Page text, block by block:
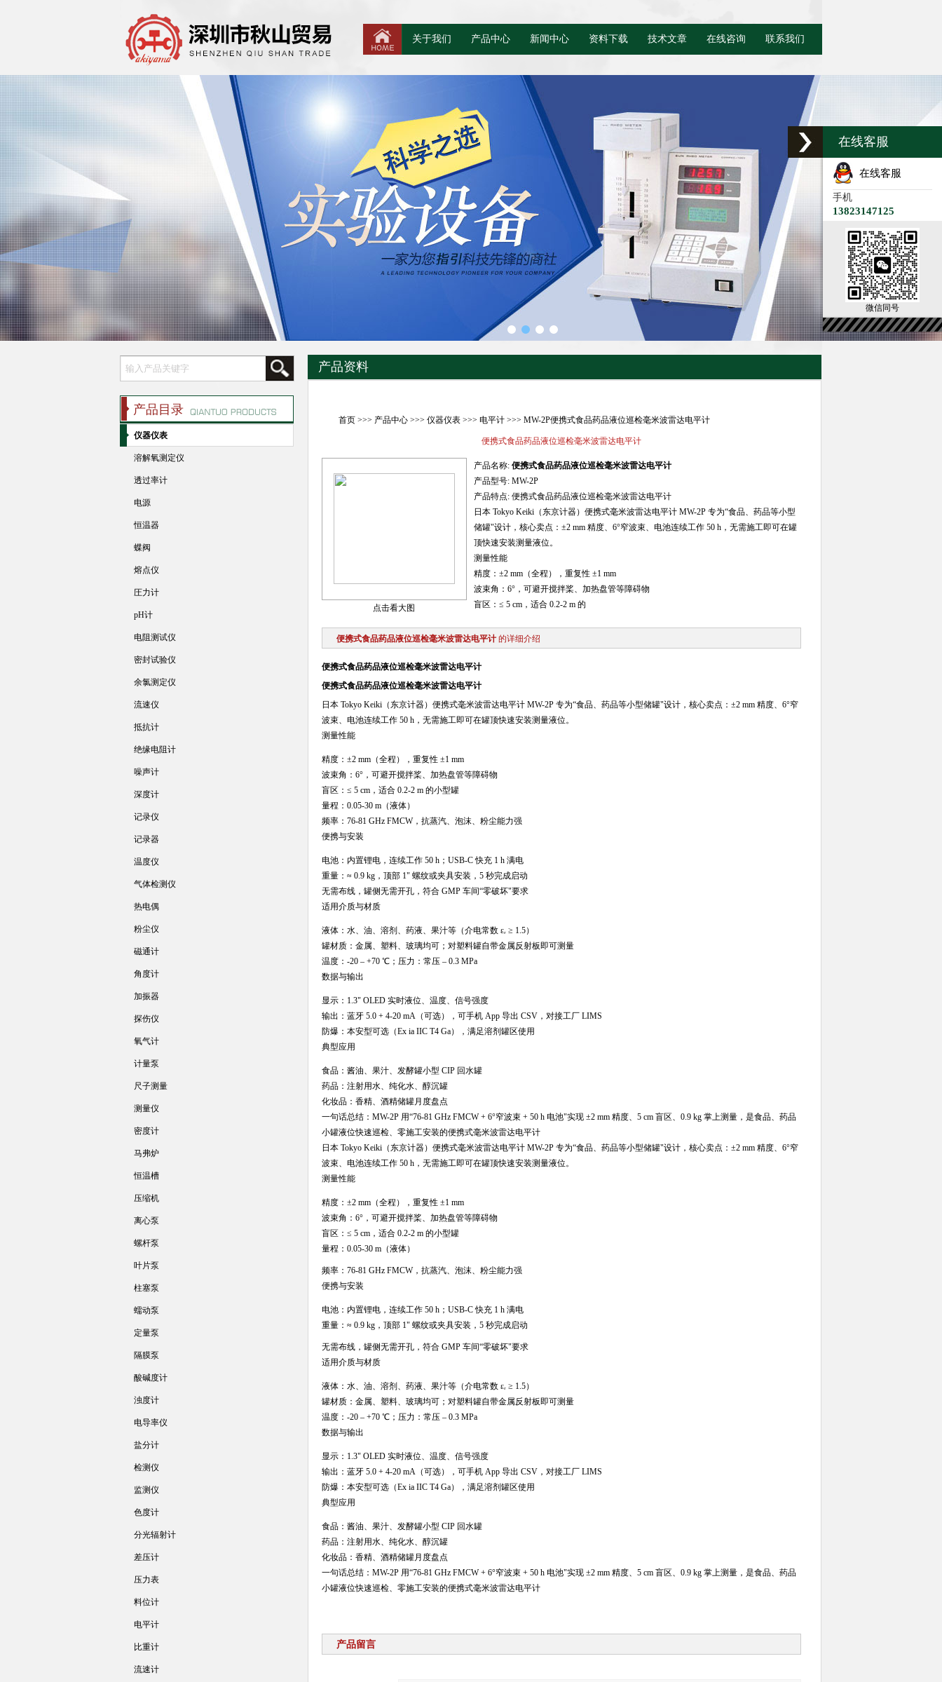
关于我们 产品中心 新闻中心 资料下载 技术文章 在线咨询 联系我们
产品资料
首页>>> 产品中心>>> 仪器仪表>>> 电平计>>> MW-2P便携式食品药品液位巡检毫米波雷达电平计
便携式食品药品液位巡检毫米波雷达电平计
点击看大图
产品名称: 便携式食品药品液位巡检毫米波雷达电平计
产品型号: MW-2P
产品特点: 便携式食品药品液位巡检毫米波雷达电平计
日本 Tokyo Keiki（东京计器）便携式毫米波雷达电平计 MW-2P 专为“食品、药品等小型
储罐"设计，核心卖点：±2 mm 精度、6°窄波束、电池连续工作 50 h，无需施工即可在罐
顶快速安装测量液位。
测量性能
精度：±2 mm（全程），重复性 ±1 mm
波束角：6°，可避开搅拌桨、加热盘管等障碍物
盲区：≤ 5 cm，适合 0.2-2 m 的
便携式食品药品液位巡检毫米波雷达电平计 的详细介绍
便携式食品药品液位巡检毫米波雷达电平计
便携式食品药品液位巡检毫米波雷达电平计
日本 Tokyo Keiki（东京计器）便携式毫米波雷达电平计 MW-2P 专为“食品、药品等小型储罐"设计，核心卖点：±2 mm 精度、6°窄
波束、电池连续工作 50 h，无需施工即可在罐顶快速安装测量液位。
测量性能
精度：±2 mm（全程），重复性 ±1 mm
波束角：6°，可避开搅拌桨、加热盘管等障碍物
盲区：≤ 5 cm，适合 0.2-2 m 的小型罐
量程：0.05-30 m（液体）
频率：76-81 GHz FMCW，抗蒸汽、泡沫、粉尘能力强
便携与安装
电池：内置锂电，连续工作 50 h；USB-C 快充 1 h 满电
重量：≈ 0.9 kg，顶部 1" 螺纹或夹具安装，5 秒完成启动
无需布线，罐侧无需开孔，符合 GMP 车间“零破坏"要求
适用介质与材质
液体：水、油、溶剂、药液、果汁等（介电常数 εᵣ ≥ 1.5）
罐材质：金属、塑料、玻璃均可；对塑料罐自带金属反射板即可测量
温度：-20 – +70 ℃；压力：常压 – 0.3 MPa
数据与输出
显示：1.3" OLED 实时液位、温度、信号强度
输出：蓝牙 5.0 + 4-20 mA（可选），可手机 App 导出 CSV，对接工厂 LIMS
防爆：本安型可选（Ex ia IIC T4 Ga），满足溶剂罐区使用
典型应用
食品：酱油、果汁、发酵罐小型 CIP 回水罐
药品：注射用水、纯化水、醇沉罐
化妆品：香精、酒精储罐月度盘点
一句话总结：MW-2P 用“76-81 GHz FMCW + 6°窄波束 + 50 h 电池"实现 ±2 mm 精度、5 cm 盲区、0.9 kg 掌上测量，是食品、药品
小罐液位快速巡检、零施工安装的便携式毫米波雷达电平计
日本 Tokyo Keiki（东京计器）便携式毫米波雷达电平计 MW-2P 专为“食品、药品等小型储罐"设计，核心卖点：±2 mm 精度、6°窄
波束、电池连续工作 50 h，无需施工即可在罐顶快速安装测量液位。
测量性能
精度：±2 mm（全程），重复性 ±1 mm
波束角：6°，可避开搅拌桨、加热盘管等障碍物
盲区：≤ 5 cm，适合 0.2-2 m 的小型罐
量程：0.05-30 m（液体）
频率：76-81 GHz FMCW，抗蒸汽、泡沫、粉尘能力强
便携与安装
电池：内置锂电，连续工作 50 h；USB-C 快充 1 h 满电
重量：≈ 0.9 kg，顶部 1" 螺纹或夹具安装，5 秒完成启动
无需布线，罐侧无需开孔，符合 GMP 车间“零破坏"要求
适用介质与材质
液体：水、油、溶剂、药液、果汁等（介电常数 εᵣ ≥ 1.5）
罐材质：金属、塑料、玻璃均可；对塑料罐自带金属反射板即可测量
温度：-20 – +70 ℃；压力：常压 – 0.3 MPa
数据与输出
显示：1.3" OLED 实时液位、温度、信号强度
输出：蓝牙 5.0 + 4-20 mA（可选），可手机 App 导出 CSV，对接工厂 LIMS
防爆：本安型可选（Ex ia IIC T4 Ga），满足溶剂罐区使用
典型应用
食品：酱油、果汁、发酵罐小型 CIP 回水罐
药品：注射用水、纯化水、醇沉罐
化妆品：香精、酒精储罐月度盘点
一句话总结：MW-2P 用“76-81 GHz FMCW + 6°窄波束 + 50 h 电池"实现 ±2 mm 精度、5 cm 盲区、0.9 kg 掌上测量，是食品、药品
小罐液位快速巡检、零施工安装的便携式毫米波雷达电平计
产品留言
产品目录
仪器仪表
溶解氧测定仪
透过率计
电源
恒温器
蝶阀
熔点仪
圧力计
pH计
电阻测试仪
密封试验仪
余氯测定仪
流速仪
抵抗计
绝缘电阻计
噪声计
深度计
记录仪
记录器
温度仪
气体检测仪
热电偶
粉尘仪
磁通计
角度计
加振器
探伤仪
氧气计
计量泵
尺子测量
测量仪
密度计
马弗炉
恒温槽
压缩机
离心泵
螺杆泵
叶片泵
柱塞泵
蠕动泵
定量泵
隔膜泵
酸碱度计
浊度计
电导率仪
盐分计
检测仪
监测仪
色度计
分光辐射计
差压计
压力表
料位计
电平计
比重计
流速计
在线客服
在线客服
手机
13823147125
微信同号